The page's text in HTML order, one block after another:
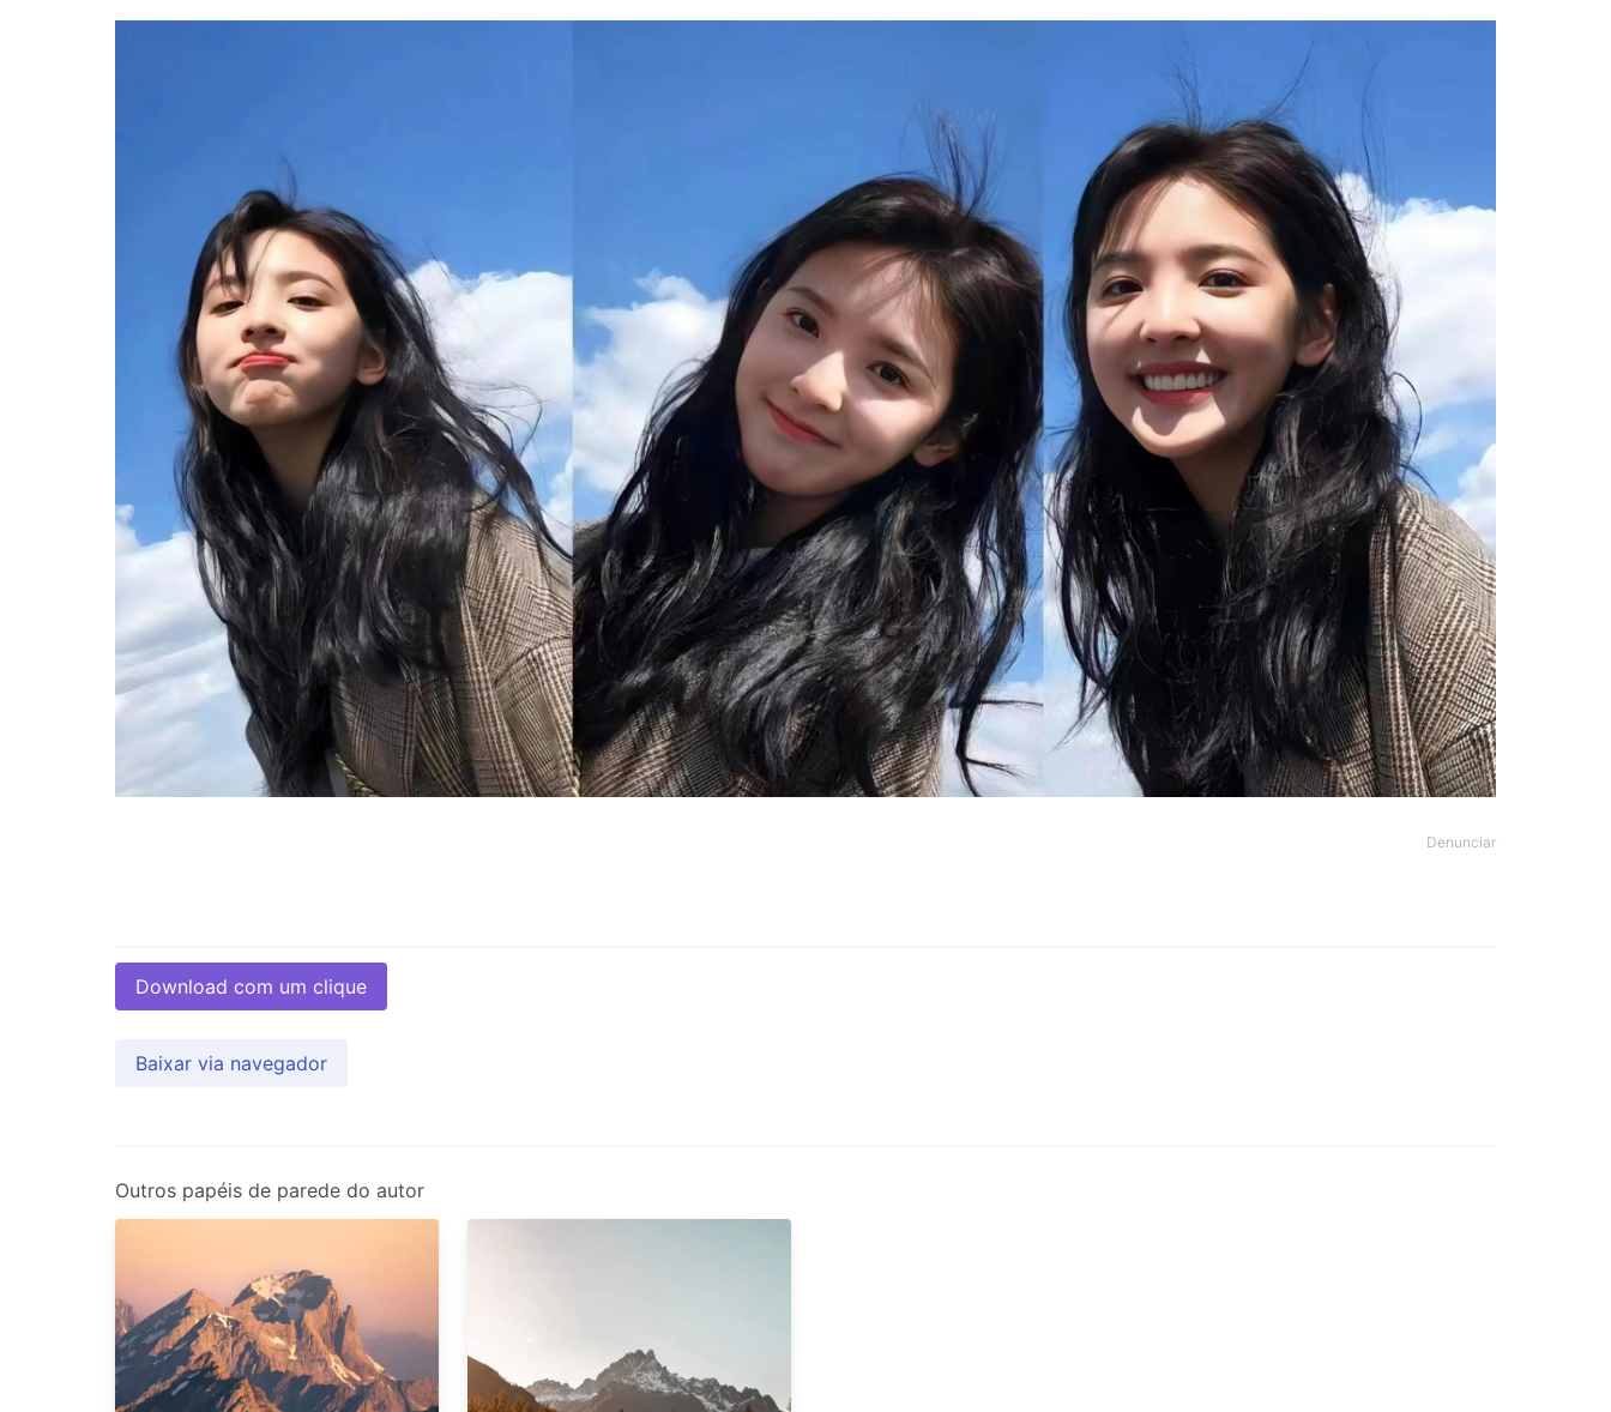
Denunciar
Download com um clique
Baixar via navegador
Outros papéis de parede do autor